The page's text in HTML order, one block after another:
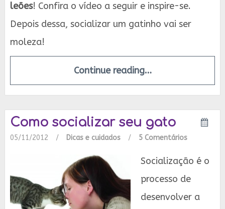
leões! Confira o vídeo a seguir e inspire-se.
Depois dessa, socializar um gatinho vai ser
moleza!
Continue reading…
Como socializar seu gato
05/11/2012 / Dicas e cuidados / 5 Comentários
Socialização é o
processo de
desenvolver a